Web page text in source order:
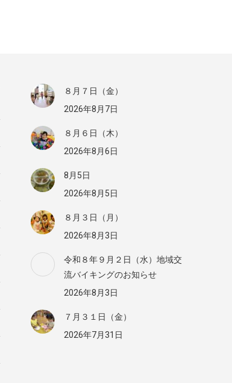
８月７日（金）
2026年8月7日
８月６日（木）
2026年8月6日
8月5日
2026年8月5日
８月３日（月）
2026年8月3日
令和８年９月２日（水）地域交
流バイキングのお知らせ
2026年8月3日
７月３１日（金）
2026年7月31日